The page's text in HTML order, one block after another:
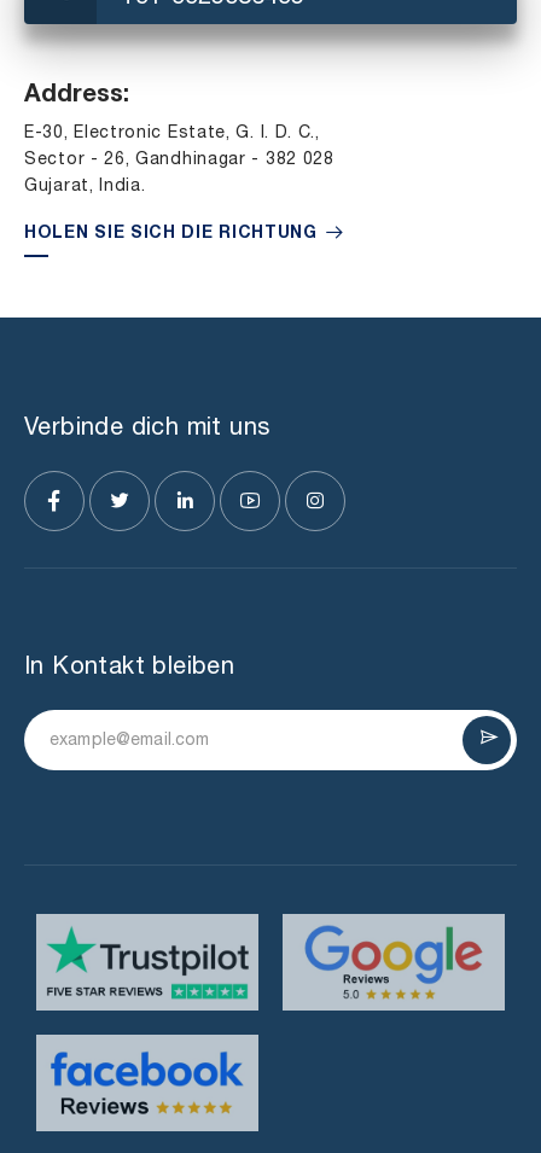
Address:
E-30, Electronic Estate, G. I. D. C.,
Sector - 26, Gandhinagar - 382 028
Gujarat, India.
HOLEN SIE SICH DIE RICHTUNG
Verbinde dich mit uns
In Kontakt bleiben